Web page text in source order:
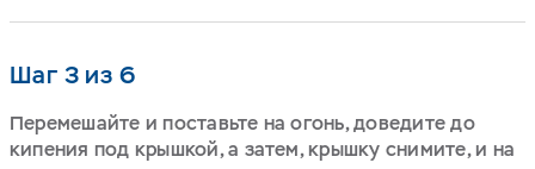
Шаг 3 из 6
Перемешайте и поставьте на огонь, доведите до
кипения под крышкой, а затем, крышку снимите, и на